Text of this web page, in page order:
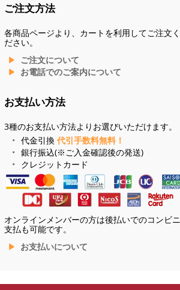
ご注文方法
各商品ページより、カートを利用してご注文く
ださい。
ご注文について
お電話でのご案内について
お支払い方法
3種のお支払い方法よりお選びいただけます。
代金引換 代引手数料無料！
銀行振込(※ご入金確認後の発送)
クレジットカード
オンラインメンバーの方は後払いでのコンビニ
支払も可能です。
お支払いについて